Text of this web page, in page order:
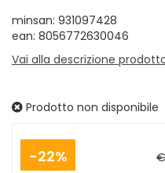
minsan: 931097428
ean: 8056772630046
Vai alla descrizione
Prodotto non disponibile
22%